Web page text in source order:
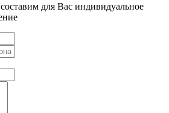
для Вас индивидуальное